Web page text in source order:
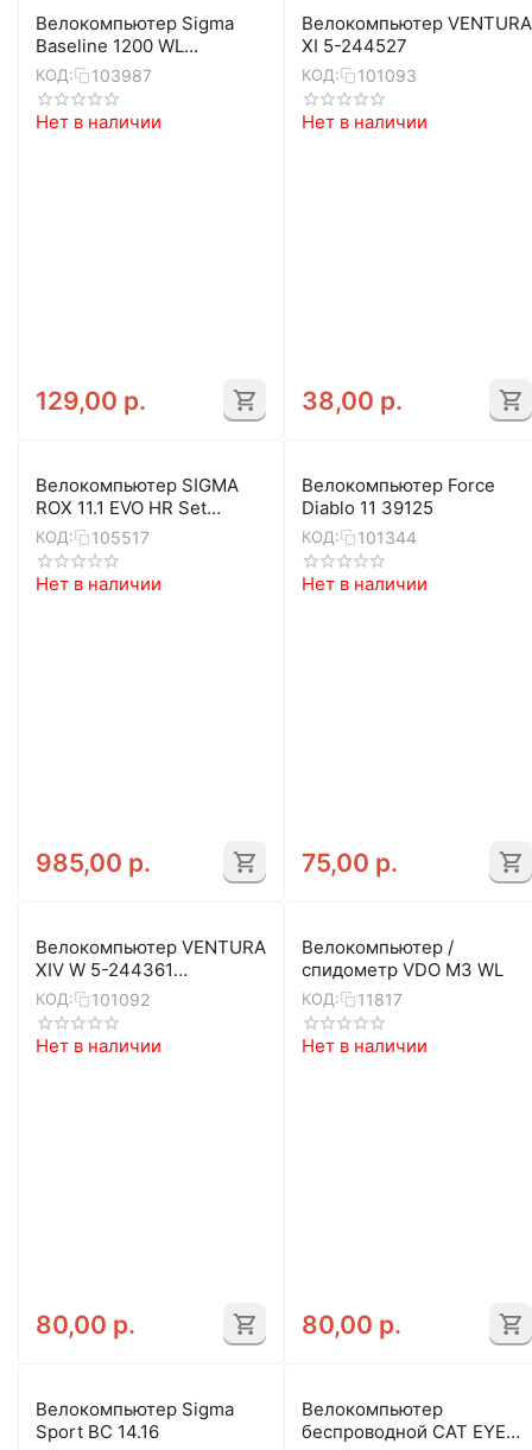
Велокомпьютер Sigma
Baseline 1200 WL
(чёрный)
КОД: 103987
Нет в наличии
129,00 р.
Велокомпьютер VENTURA
ХI 5-244527
КОД: 101093
Нет в наличии
38,00 р.
Велокомпьютер SIGMA
ROX 11.1 EVO HR Set
(чёрный)
КОД: 105517
Нет в наличии
985,00 р.
Велокомпьютер Force
Diablo 11 39125
КОД: 101344
Нет в наличии
75,00 р.
Велокомпьютер VENTURA
XIV W 5-244361
(беспроводной)
КОД: 101092
Нет в наличии
80,00 р.
Велокомпьютер /
спидометр VDO M3 WL
КОД: 11817
Нет в наличии
80,00 р.
Велокомпьютер Sigma
Sport BC 14.16
Велокомпьютер
беспроводной CAT EYE